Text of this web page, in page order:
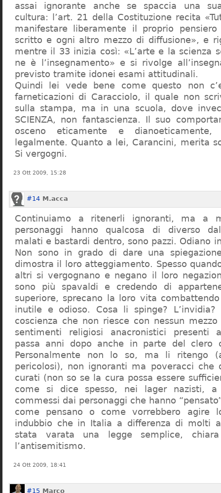
assai ignorante anche se spaccia una
cultura: l’art. 21 della Costituzione recita
manifestare liberamente il proprio
scritto e ogni altro mezzo di diffusione», e
mentre il 33 inizia così: «L’arte e la scienza
ne è l’insegnamento» e si rivolge
previsto tramite idonei esami attitudinali.
Quindi lei vede bene come questo non
farneticazioni di Caracciolo, il quale non
sulla stampa, ma in una scuola, dove
SCIENZA, non fantascienza. Il suo
osceno eticamente e dianoeticamente,
legalmente. Quanto a lei, Carancini, merita
Si vergogni.
23 Ott 2009, 15:28
#14 M.acca
Continuiamo a ritenerli ignoranti, ma a
personaggi hanno qualcosa di diverso
malati e bastardi dentro, sono pazzi. Odiano
Non sono in grado di dare una
dimostra il loro atteggiamento. Spesso
altri si vergognano e negano il loro
sono più spavaldi e credendo di
superiore, sprecano la loro vita
inutile e odioso. Cosa li spinge?
coscienza che non riesce con nessun
sentimenti religiosi anacronistici presenti
passa anni dopo anche in parte del clero
Personalmente non lo so, ma li ritengo
pericolosi), non ignoranti ma poveracci che
curati (non so se la cura possa essere
come si dice spesso, nei lager nazisti,
commessi dai personaggi che hanno
come pensano o come vorrebbero agire
indubbio che in Italia a differenza di molti
stata varata una legge semplice,
l’antisemitismo.
24 Ott 2009, 18:41
#15 Marco